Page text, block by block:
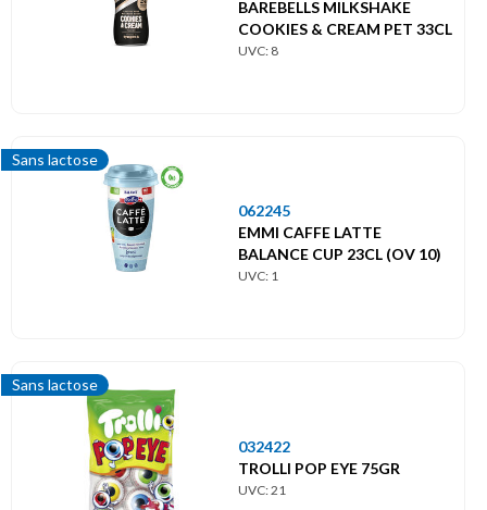
BAREBELLS MILKSHAKE
COOKIES & CREAM PET 33CL
UVC: 8
Sans lactose
062245
EMMI CAFFE LATTE
BALANCE CUP 23CL (OV 10)
UVC: 1
Sans lactose
032422
TROLLI POP EYE 75GR
UVC: 21